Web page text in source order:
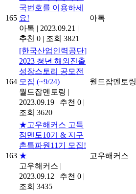
165
국번호를 이용하세
요!
아톡 | 2023.09.21 |
추천 0 | 조회 3821
아톡
164
[한국산업인력공단]
2023 청년 해외진출
성장스토리 공모전
모집 (~9/24)
월드잡멘토링 |
2023.09.19 | 추천 0 |
조회 3620
월드잡멘토링
163
★고우해커스 고득
점멘토10기 & 지구
촌특파원11기 모집!
★
고우해커스 |
2023.09.12 | 추천 0 |
조회 3435
고우해커스